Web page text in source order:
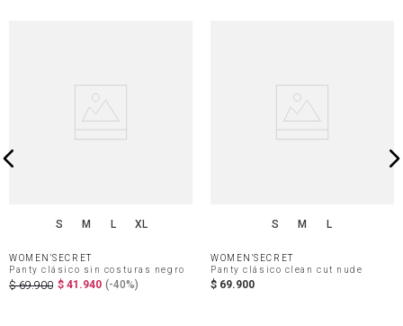
S M L XL
WOMEN'SECRET
Panty clásico sin costuras negro
$ 69.900 $ 41 .940 (-40%)
S M L
WOMEN'SECRET
Panty clásico clean cut nude
$ 69.900